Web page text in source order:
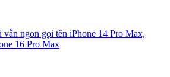
ngon gọi tên iPhone 14 Pro Max,
16 Pro Max